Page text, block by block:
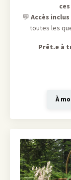
💬 Accès
toutes les
Prêt.e à
À